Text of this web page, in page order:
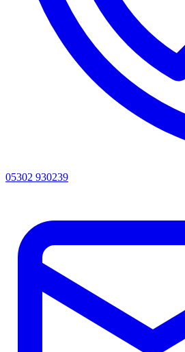
05302 930239